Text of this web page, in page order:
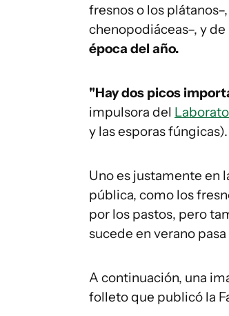
fresnos o los plátanos–,
chenopodiáceas–, y de
época del año.
"Hay dos picos
impulsora del
y las esporas fúngicas).
Uno es justamente en
pública, como los
por los pastos, pero
sucede en verano
A continuación, una
folleto que publicó la